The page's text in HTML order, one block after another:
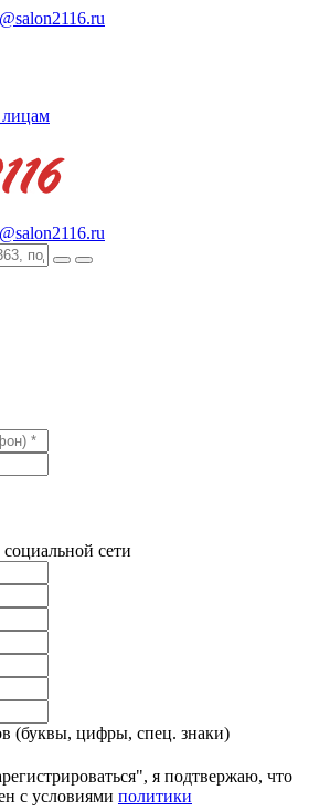
сети
(буквы, цифры, спец. знаки)
я подтвержаю, что
с условиями политики